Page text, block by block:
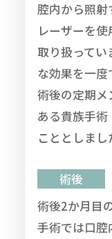
腔内から照射
レーザーを
取り扱ってい
な効果を一度
術後の定期
ある貴族手
こととしまし
術後
術後2か月目
手術では口